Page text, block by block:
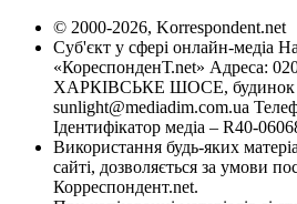
© 2000-2026, Korrespondent.net
Суб'єкт у сфері онлайн-медіа
«КореспонденТ.net» Адреса:
ХАРКІВСЬКЕ ШОСЕ, будинок
sunlight@mediadim.com.ua
Ідентифікатор медіа – R40-
Використання будь-яких
сайті, дозволяється за умови
Корреспондент.net.